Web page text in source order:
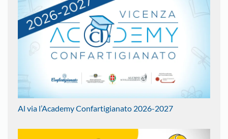
Al via l’Academy Confartigianato 2026-2027